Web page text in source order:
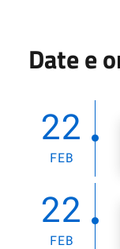
Date e
22
FEB
22
FEB